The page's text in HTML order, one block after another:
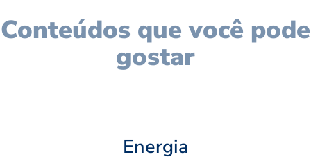
Conteúdos que você pode
gostar
Energia